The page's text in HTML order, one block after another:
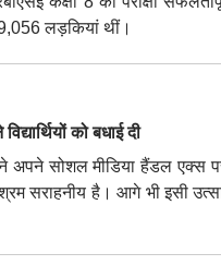
लड़कियां थीं।
को बधाई दी
अपने सोशल मीडिया हैंडल एक्स
सराहनीय है। आगे भी इसी